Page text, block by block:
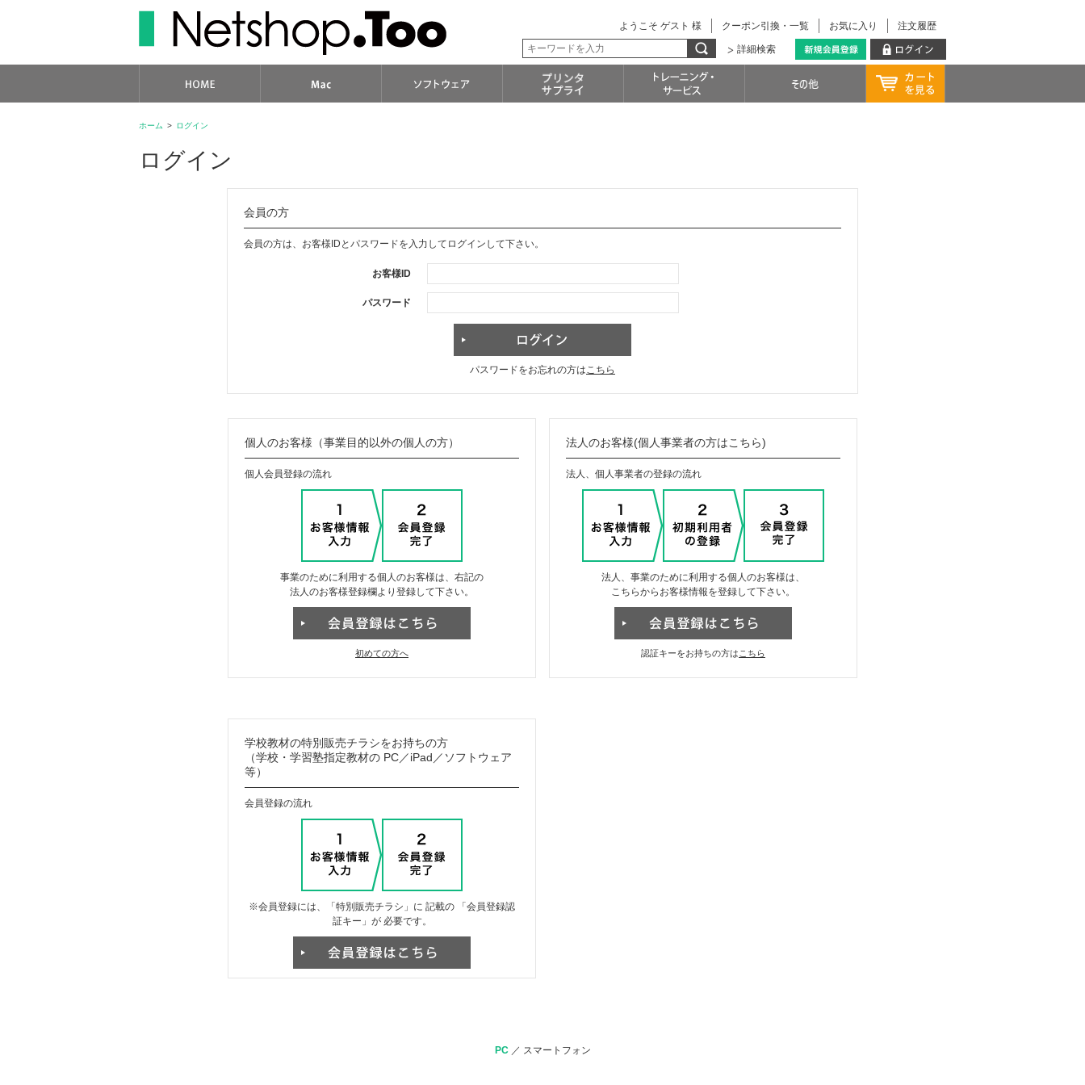
注文履歴
お気に入り
クーポン引換・一覧
ようこそ ゲスト 様
詳細検索
ホーム > ログイン
ログイン
会員の方
会員の方は、お客様IDとパスワードを入力してログインして下さい。
お客様ID
パスワード
パスワードをお忘れの方はこちら
個人のお客様（事業目的以外の個人の方）
個人会員登録の流れ
事業のために利用する個人のお客様は、右記の
法人のお客様登録欄より登録して下さい。
初めての方へ
法人のお客様(個人事業者の方はこちら)
法人、個人事業者の登録の流れ
法人、事業のために利用する個人のお客様は、
こちらからお客様情報を登録して下さい。
認証キーをお持ちの方は こちら
学校教材の特別販売チラシをお持ちの方
（学校・学習塾指定教材の PC／iPad／ソフトウェア
等）
会員登録の流れ
※会員登録には、「特別販売チラシ」に 記載の 「会員登録認
証キー」が 必要です。
PC／ スマートフォン